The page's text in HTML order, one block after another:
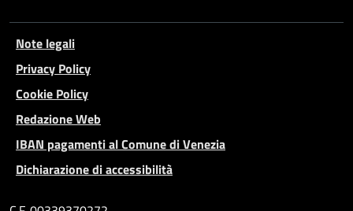
Note legali
Privacy Policy
Cookie Policy
Redazione Web
IBAN pagamenti al Comune di Venezia
Dichiarazione di accessibilità